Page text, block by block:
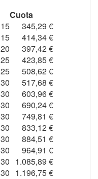
Cuota
15
345,29 €
15
414,34 €
20
397,42 €
25
423,85 €
25
508,62 €
30
517,68 €
30
603,96 €
30
690,24 €
30
749,81 €
30
833,12 €
30
884,51 €
30
964,91 €
30 1.085,89 €
30 1.196,75 €